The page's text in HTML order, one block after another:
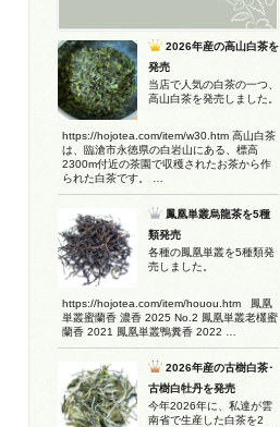
2026年産の高山白茶を
発売
当店で人気の白茶の一つ、
高山白茶を発売しました。
https://hojotea.com/item/w30.htm 高山白茶
は、臨滄市永徳県の白岩山にある、標高
2300m付近の茶園で収穫されたお茶から作
られた白茶です。 …
鳳凰単叢烏龍茶を5種
類発売
各種の鳳凰単叢を5種類発
売しました。
https://hojotea.com/item/houou.htm 鳳凰
単叢蜜蘭香 濃香 2025 No.2 鳳凰単叢老欉蜜
蘭香 2021 鳳凰単叢鴨糞香 2022 …
2026年産の古樹白茶･
古樹白牡丹を発売
今年2026年に、私達が雲
南省で生産した白茶を2